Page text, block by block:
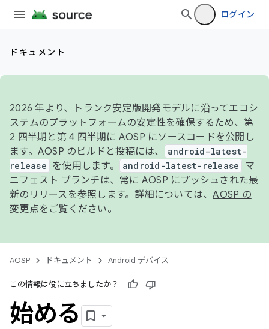
ログイン
ドキュメント
2026 年より、トランク安定版開発モデルに沿ってエコシ
ステムのプラットフォームの安定性を確保するため、第
2 四半期と第 4 四半期に AOSP にソースコードを公開し
ます。AOSP のビルドと投稿には、
android-latest-
release
を使用します。 android-latest-release
マ
ニフェスト ブランチは、常に AOSP にプッシュされた最
新のリリースを参照します。詳細については、AOSP の
変更点をご覧ください。
AOSP ドキュメント Android デバイス
この情報は役に立ちましたか？
始める